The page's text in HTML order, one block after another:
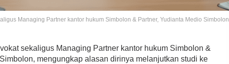
Managing Partner kantor hukum Simbolon & Partner, Yudianta Medio Simbolon
sekaligus Managing Partner kantor hukum Simbolon &
mengungkap alasan dirinya melanjutkan studi ke